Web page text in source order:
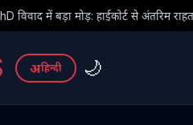
से अंतरिम राहत के बाद 3 असिस्टेंट प्रोफेसरों
अहिन्दी 🌙